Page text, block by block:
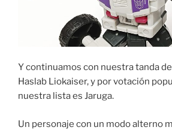
Y continuamos con nuestra tanda
Haslab Liokaiser, y por votación
nuestra lista es Jaruga.
Un personaje con un modo alterno